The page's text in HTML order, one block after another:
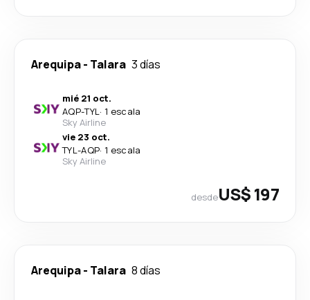
Arequipa- Talara 3 días
mié 21 oct.
AQP-TYL· 1 escala
Sky Airline
vie 23 oct.
TYL-AQP· 1 escala
Sky Airline
desdeUS$ 197
Arequipa- Talara 8 días